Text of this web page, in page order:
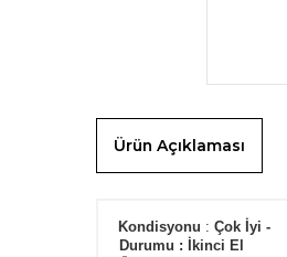
Ürün Açıklaması
Kondisyonu : Çok İyi -
Durumu : İkinci El